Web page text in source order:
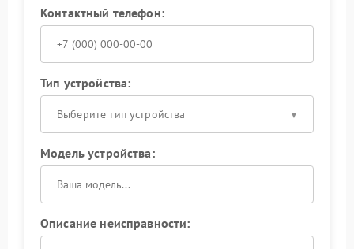
Контактный телефон:
Тип устройства:
Выберите тип устройства
Модель устройства:
Описание неисправности: